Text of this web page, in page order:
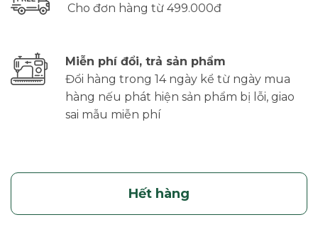
Cho đơn hàng từ 499.000đ
Miễn phí đổi, trả sản phẩm
Đổi hàng trong 14 ngày kể từ ngày mua
hàng nếu phát hiện sản phẩm bị lỗi, giao
sai mẫu miễn phí
Hết hàng